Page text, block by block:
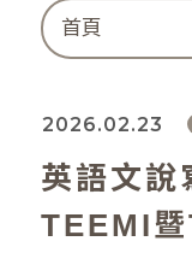
首頁
2026.02.23
英語文說
TEEMI